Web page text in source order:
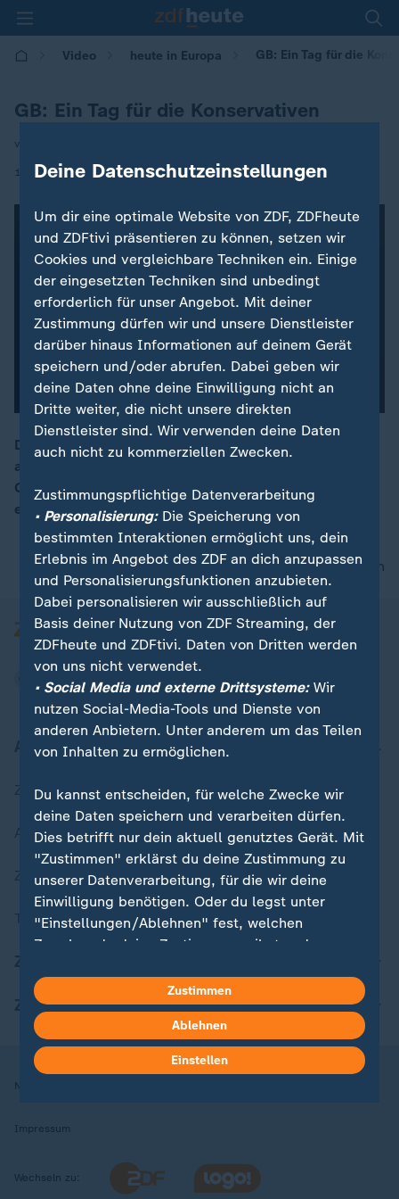
Video heute in Europa GB: Ein Tag für die
GB: Ein Tag für die Konservativen
von Yacin Hehrlein
10.10.2024 | 16:00
Die britischen Konservativen müssen sich neu
aufstellen und einen neuen Vorsitzenden bestimmen.
Gleichzeitig veröffentlicht Ex-Premier Boris Johnson
ein neues Buch.
nach oben
Aktuell bei ZDFheute
Zuletzt veröffentlicht
Aktuelle Sendungs-Videos
ZDFheute Stories
Themen im Überblick
ZDFheute Apps
Nutzungsbedingungen
Impressum
Wechseln zu:
Deine Datenschutzeinstellungen
Um dir eine optimale Website von ZDF, ZDFheute
und ZDFtivi präsentieren zu können, setzen wir
Cookies und vergleichbare Techniken ein. Einige
der eingesetzten Techniken sind unbedingt
erforderlich für unser Angebot. Mit deiner
Zustimmung dürfen wir und unsere Dienstleister
darüber hinaus Informationen auf deinem Gerät
speichern und/oder abrufen. Dabei geben wir
deine Daten ohne deine Einwilligung nicht an
Dritte weiter, die nicht unsere direkten
Dienstleister sind. Wir verwenden deine Daten
auch nicht zu kommerziellen Zwecken.
Zustimmungspflichtige Datenverarbeitung
• Personalisierung:Die Speicherung von
bestimmten Interaktionen ermöglicht uns, dein
Erlebnis im Angebot des ZDF an dich anzupassen
und Personalisierungsfunktionen anzubieten.
Dabei personalisieren wir ausschließlich auf
Basis deiner Nutzung von ZDF Streaming, der
ZDFheute und ZDFtivi. Daten von Dritten werden
von uns nicht verwendet.
• Social Media und externe Drittsysteme:Wir
nutzen Social-Media-Tools und Dienste von
anderen Anbietern. Unter anderem um das Teilen
von Inhalten zu ermöglichen.
Du kannst entscheiden, für welche Zwecke wir
deine Daten speichern und verarbeiten dürfen.
Dies betrifft nur dein aktuell genutztes Gerät. Mit
"Zustimmen" erklärst du deine Zustimmung zu
unserer Datenverarbeitung, für die wir deine
Einwilligung benötigen. Oder du legst unter
"Einstellungen/Ablehnen" fest, welchen
Zwecken du deine Zustimmung gibst und
kannst du jederzeit mit Wirkung für die Zukunft
in deinen Einstellungen widerrufen oder ändern.
Hier findest du das Impressum.
Weitere Informationen findest du in unserer
Zustimmen
Ablehnen
Einstellen